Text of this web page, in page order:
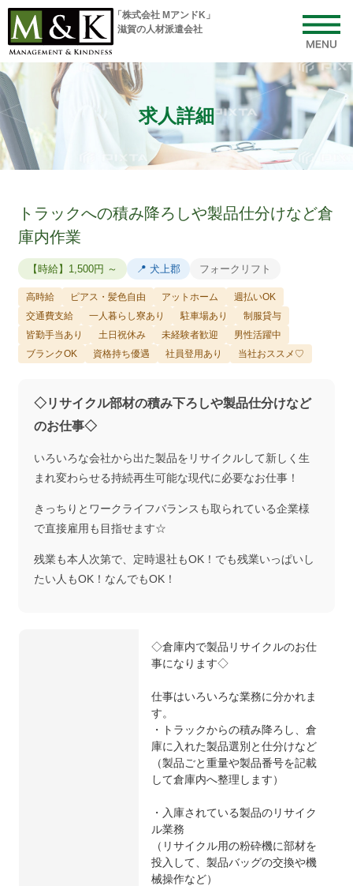
「株式会社 MアンドK」 │ 滋賀の人材派遣会社
「株式会社 MアンドK」
滋賀の人材派遣会社
求人詳細
トラックへの積み降ろしや製品仕分けなど倉
庫内作業
【時給】1,500円 ～ 📍 犬上郡 フォークリフト
高時給 ピアス・髪色自由 アットホーム
週払いOK
交通費支給
一人暮らし寮あり 駐車場あり
制服貸与
皆勤手当あり
土日祝休み 未経験者歓迎
男性活躍中
ブランクOK
資格持ち優遇 社員登用あり 当社おススメ♡
◇リサイクル部材の積み下ろしや製品仕分けなど
のお仕事◇
いろいろな会社から出た製品をリサイクルして新しく生
まれ変わらせる持続再生可能な現代に必要なお仕事！
きっちりとワークライフバランスも取られている企業様
で直接雇用も目指せます☆
残業も本人次第で、定時退社もOK！でも残業いっぱいし
たい人もOK！なんでもOK！
◇倉庫内で製品リサイクルのお仕
事になります◇
仕事はいろいろな業務に分かれま
す。
・トラックからの積み降ろし、倉
庫に入れた製品選別と仕分けなど
（製品ごと重量や製品番号を記載
して倉庫内へ整理します）
・入庫されている製品のリサイク
ル業務
（リサイクル用の粉砕機に部材を
投入して、製品バッグの交換や機
械操作など）